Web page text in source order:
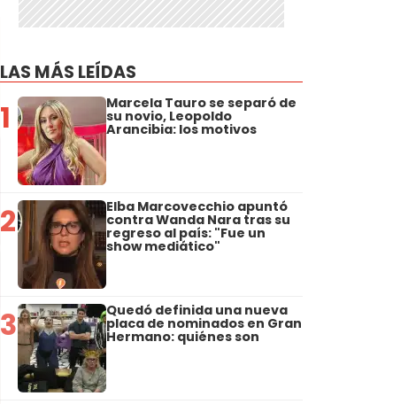
LAS MÁS LEÍDAS
1 Marcela Tauro se separó de
su novio, Leopoldo
Arancibia: los motivos
2 Elba Marcovecchio apuntó
contra Wanda Nara tras su
regreso al país: "Fue un
show mediático"
3 Quedó definida una nueva
placa de nominados en Gran
Hermano: quiénes son